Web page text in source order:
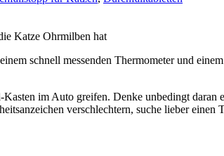
Katze Ohrmilben hat
schnell messenden Thermometer und
im Auto greifen. Denke unbedingt
verschlechtern, suche lieber einen